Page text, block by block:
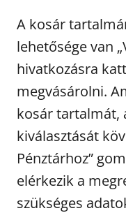
A kosár
lehetősége van
hivatkozásra
megvásárolni.
kosár tartalmát,
kiválasztását
Pénztárhoz”
elérkezik a
szükséges